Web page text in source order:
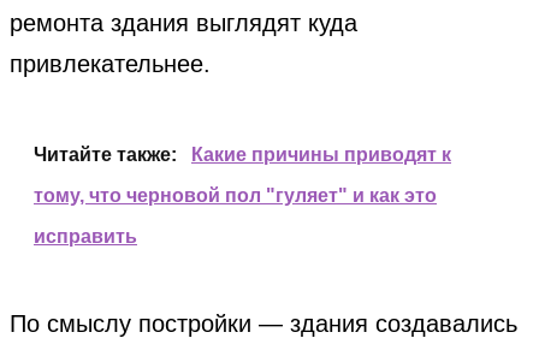
ремонта здания выглядят куда
привлекательнее.
Читайте также:
Какие причины приводят к
тому, что черновой пол "гуляет" и как это
исправить
По смыслу постройки — здания создавались